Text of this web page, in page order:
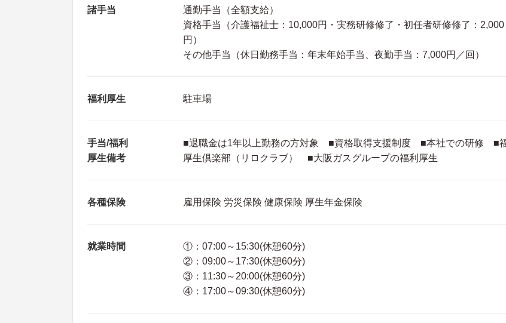
諸手当
通勤手当（全額支給）
資格手当（介護福祉士：10,000円・実務研修修了・初任者研修修了：2,000
円）
その他手当（休日勤務手当：年末年始手当、夜勤手当：7,000円／回）
福利厚生 駐車場
手当/福利
厚生備考
■退職金は1年以上勤務の方対象 ■資格取得支援制度 ■本社での研修 ■
厚生倶楽部（リロクラブ） ■大阪ガスグループの福利厚生
各種保険 雇用保険 労災保険 健康保険 厚生年金保険
就業時間
①：07:00～15:30(休憩60分)
②：09:00～17:30(休憩60分)
③：11:30～20:00(休憩60分)
④：17:00～09:30(休憩60分)